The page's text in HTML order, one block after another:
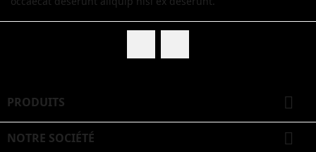
PRODUITS 
NOTRE SOCIÉTÉ 